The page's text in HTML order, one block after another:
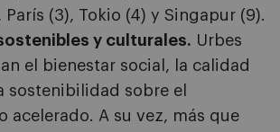
París (3), Tokio (4) y Singapur (9).
y culturales. Urbes
el bienestar social, la calidad
sostenibilidad sobre el
acelerado. A su vez, más que